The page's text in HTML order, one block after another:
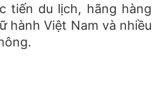
tiến du lịch, hãng hàng
hành Việt Nam và nhiều